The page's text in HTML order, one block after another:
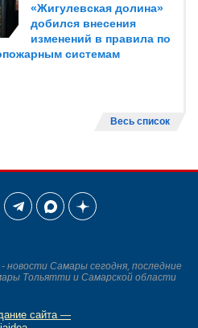
«Жигулевская долина»
добился внесения
изменений в правила по
системам
Весь список
новости Самары сегодня, последние
Тольятти и Самарской области
сайта —